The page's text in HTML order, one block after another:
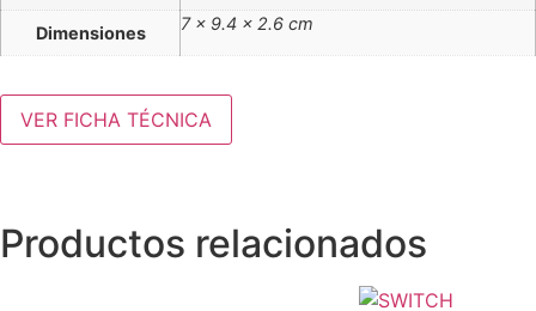
Dimensiones 7 × 9.4 × 2.6 cm
VER FICHA TÉCNICA
Productos relacionados